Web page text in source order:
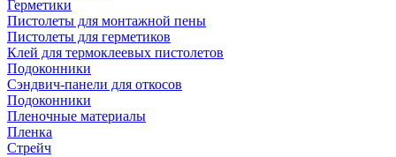
Герметики
Пистолеты для монтажной пены
Пистолеты для герметиков
Клей для термоклеевых пистолетов
Подоконники
Сэндвич-панели для откосов
Подоконники
Пленочные материалы
Пленка
Стрейч